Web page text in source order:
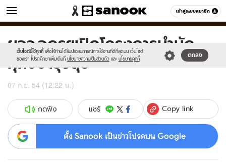
เข้าสู่ระบบสมาชิก
ข่าว หมวดอื่นๆ
เว็บไซต์นี้ใช้คุกกี้ เพื่อให้ท่านได้รับประสบการณ์การใช้งานที่ดีที่สุดบน เว็บไซต์
ของเรา โปรดศึกษาเพิ่มเติมที่ นโยบายความเป็นส่วนตัว และ นโยบายคุกกี้
ตกลง
Sanook
//s.isanook.com/sr/0/images/logo-
new-
sanook.png
600
60
ผจว.อุดรฯเปิดโครงการบำบัด
ทุกข์บำรุงสุข
07 ก.ย. 54 (12:22 น.)
กดฟัง แชร์ Copy link
ตั้ง Sanook เป็นข่าวโปรดบน Google